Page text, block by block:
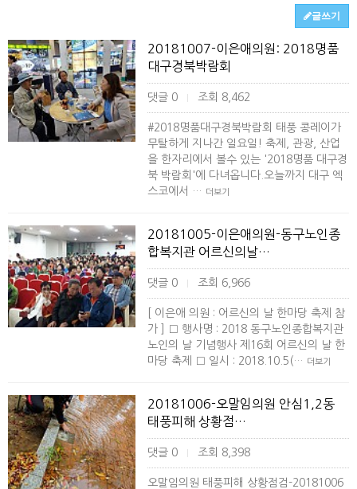
글쓰기
20181007-이은애의원: 2018명품
대구경북박람회
댓글 0 조회 8,462
#2018명품대구경북박람회 태풍 콩레이가
무탈하게 지나간 일요일! 축제, 관광, 산업
을 한자리에서 볼수 있는 '2018명품 대구경
북 박람회'에 다녀옵니다.오늘까지 대구 엑
스코에서 …
더보기
20181005-이은애의원-동구노인종
합복지관 어르신의날…
댓글 0 조회 6,966
[ 이은애 의원 : 어르신의 날 한마당 축제 참
가 ] □ 행사명 : 2018 동구노인종합복지관
노인의 날 기념행사 제16회 어르신의 날 한
마당 축제 □ 일시 : 2018.10.5(…
더보기
20181006-오말임의원 안심1,2동
태풍피해 상황점…
댓글 0 조회 8,398
오말임의원 태풍피해 상황점검-20181006